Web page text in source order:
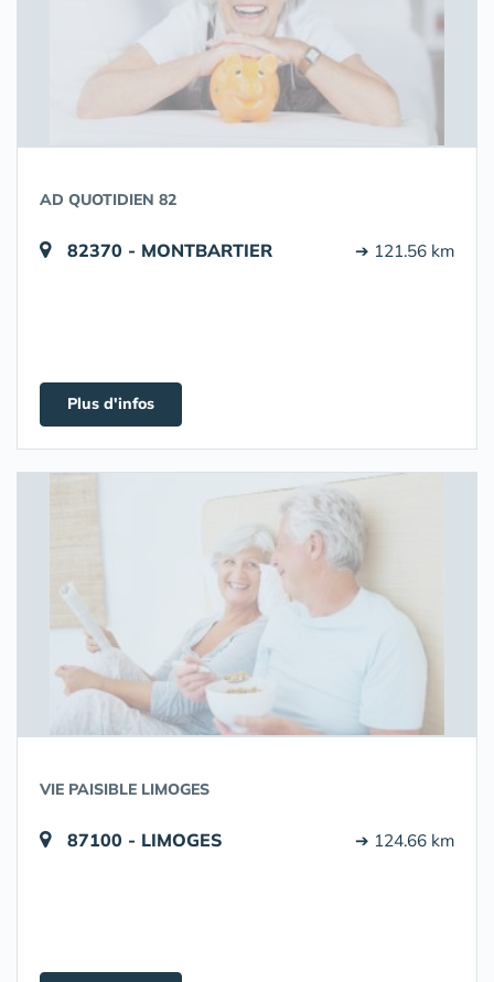
AD QUOTIDIEN 82
82370 - MONTBARTIER ➔ 121.56 km
Plus d'infos
VIE PAISIBLE LIMOGES
87100 - LIMOGES ➔ 124.66 km